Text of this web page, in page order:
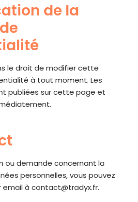
de la
le droit de modifier cette
à tout moment. Les
publiées sur cette page et
ou demande concernant la
personnelles, vous pouvez
à contact@tradyx.fr.